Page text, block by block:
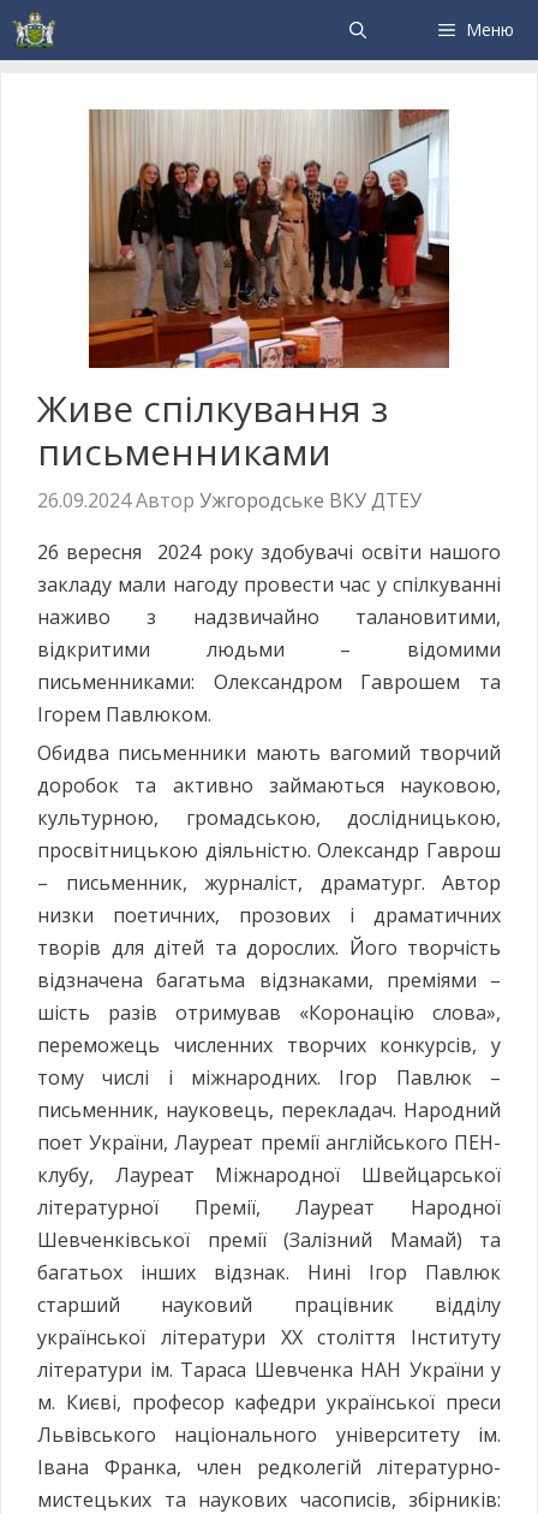
Меню
Живе спілкування з
письменниками
26.09.2024Автор Ужгородське ВКУ ДТЕУ
26 вересня 2024 року здобувачі освіти нашого
закладу мали нагоду провести час у спілкуванні
наживо з надзвичайно талановитими,
відкритими людьми – відомими
письменниками: Олександром Гаврошем та
Ігорем Павлюком.
Обидва письменники мають вагомий творчий
доробок та активно займаються науковою,
культурною, громадською, дослідницькою,
просвітницькою діяльністю. Олександр Гаврош
– письменник, журналіст, драматург. Автор
низки поетичних, прозових і драматичних
творів для дітей та дорослих. Його творчість
відзначена багатьма відзнаками, преміями –
шість разів отримував «Коронацію слова»,
переможець численних творчих конкурсів, у
тому числі і міжнародних. Ігор Павлюк –
письменник, науковець, перекладач. Народний
поет України, Лауреат премії англійського ПЕН-
клубу, Лауреат Міжнародної Швейцарської
літературної Премії, Лауреат Народної
Шевченківської премії (Залізний Мамай) та
багатьох інших відзнак. Нині Ігор Павлюк
старший науковий працівник відділу
української літератури XX століття Інституту
літератури ім. Тараса Шевченка НАН України у
м. Києві, професор кафедри української преси
Львівського національного університету ім.
Івана Франка, член редколегій літературно-
мистецьких та наукових часописів, збірників: